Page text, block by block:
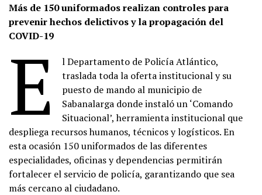
Más de 150 uniformados realizan controles para
prevenir hechos delictivos y la propagación del
COVID-19
E
l Departamento de Policía Atlántico,
traslada toda la oferta institucional y su
puesto de mando al municipio de
Sabanalarga donde instaló un ‘Comando
Situacional’, herramienta institucional que
despliega recursos humanos, técnicos y logísticos. En
esta ocasión 150 uniformados de las diferentes
especialidades, oficinas y dependencias permitirán
fortalecer el servicio de policía, garantizando que sea
más cercano al ciudadano.